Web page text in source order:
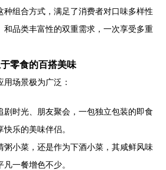
种组合方式，满足了消费者对口味多样性
和品类丰富性的双重需求，一次享受多重
零食的百搭美味
场景极为广泛：
剧时光、朋友聚会，一包独立包装的即食
乐的美味伴侣。
粥小菜，还是作为下酒小菜，其咸鲜风味
一餐增色不少。